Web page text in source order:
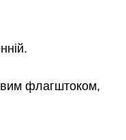
флагштоком,